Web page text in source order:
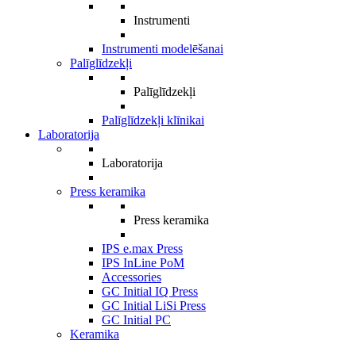
Instrumenti
Instrumenti modelēšanai
Palīglīdzekļi
Palīglīdzekļi
Palīglīdzekļi klīnikai
Laboratorija
Laboratorija
Press keramika
Press keramika
IPS e.max Press
IPS InLine PoM
Accessories
GC Initial IQ Press
GC Initial LiSi Press
GC Initial PC
Keramika